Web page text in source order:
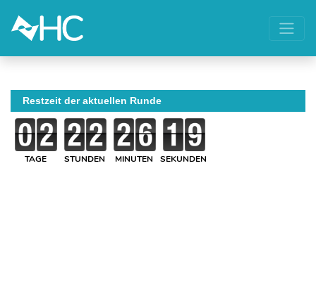
Restzeit der aktuellen Runde
TAGE STUNDEN MINUTEN SEKUNDEN